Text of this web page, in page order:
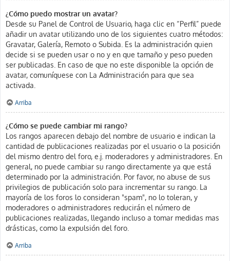
¿Cómo puedo mostrar un avatar?
Desde su Panel de Control de Usuario, haga clic en “Perfil” puede
añadir un avatar utilizando uno de los siguientes cuatro métodos:
Gravatar, Galería, Remoto o Subida. Es la administración quien
decide si se pueden usar o no y en que tamaño y peso pueden
ser publicadas. En caso de que no este disponible la opción de
avatar, comuníquese con La Administración para que sea
activada.
Arriba
¿Cómo se puede cambiar mi rango?
Los rangos aparecen debajo del nombre de usuario e indican la
cantidad de publicaciones realizadas por el usuario o la posición
del mismo dentro del foro, e.j. moderadores y administradores. En
general, no puede cambiar su rango directamente ya que está
determinado por la administración. Por favor, no abuse de sus
privilegios de publicación solo para incrementar su rango. La
mayoría de los foros lo consideran "spam", no lo toleran, y
moderadores o administradores reducirán el número de
publicaciones realizadas, llegando incluso a tomar medidas mas
drásticas, como la expulsión del foro.
Arriba